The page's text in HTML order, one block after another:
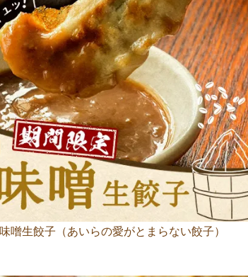
噌生餃子（あいらの愛がとまらない餃子）